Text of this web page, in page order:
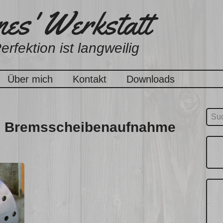
Werkstatt
ist langweilig
Über mich Kontakt Downloads